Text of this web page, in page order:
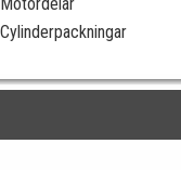
Cylinderpackningar